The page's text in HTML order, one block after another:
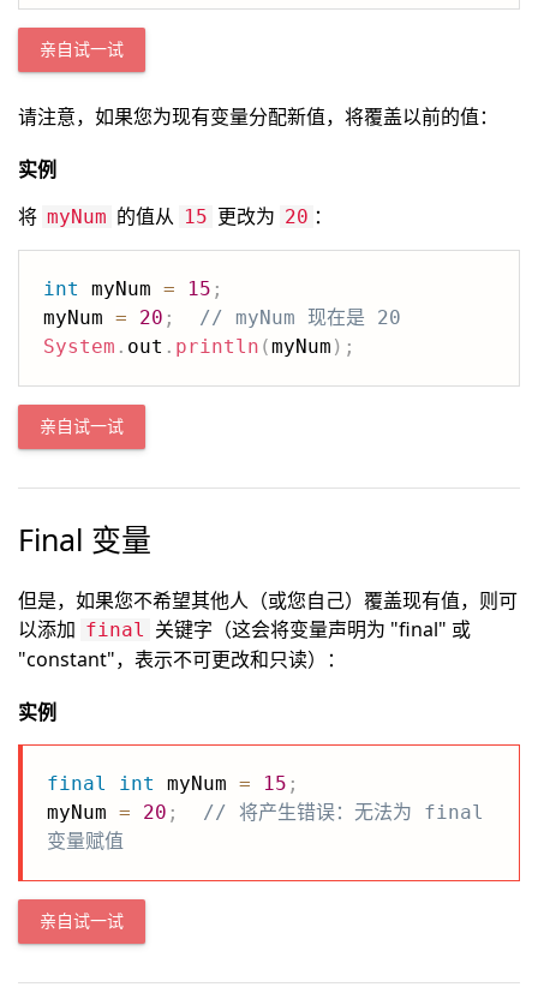
亲自试一试
请注意，如果您为现有变量分配新值，将覆盖以前的值：
实例
将 myNum 的值从 15 更改为 20 ：
int myNum = 15 ;
myNum = 20 ;
// myNum 现在是 20
System . out . println (myNum ) ;
亲自试一试
Final 变量
但是，如果您不希望其他人（或您自己）覆盖现有值，则可
以添加 final 关键字（这会将变量声明为 "final" 或
"constant"，表示不可更改和只读）：
实例
final int myNum = 15 ;
myNum = 20 ;
// 将产生错误：无法为 final
变量赋值
亲自试一试